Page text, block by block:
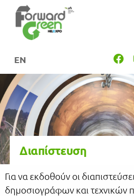
EN
Διαπίστευση
Για να εκδοθούν οι
δημοσιογράφων και τεχνικών